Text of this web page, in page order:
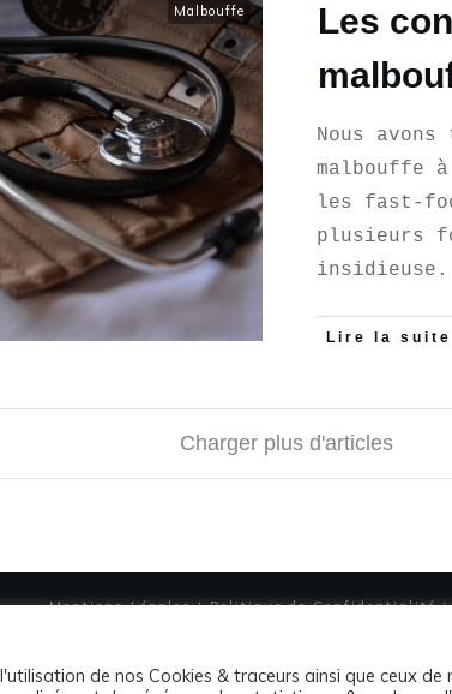
Malbouffe
Les
Nous
malbouffe à
les fast-
plusieurs
insidieuse.
Lire la suite
Charger plus d'articles
Mentions LégalesIPolitique de Confidentialité
Acontrecorps, Tous droits réservés.
de nos Cookies & traceurs ainsi que ceux de